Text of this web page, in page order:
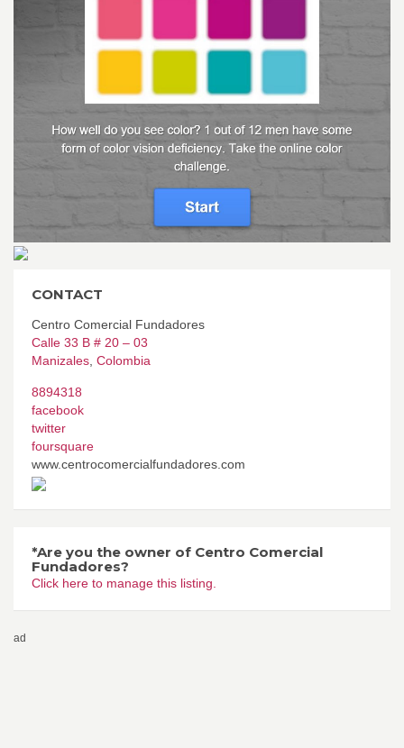
CONTACT
Centro Comercial Fundadores
Calle 33 B # 20 – 03
Manizales, Colombia
8894318
facebook
twitter
foursquare
www.centrocomercialfundadores.com
*Are you the owner of Centro Comercial
Fundadores?
Click here to manage this listing.
ad